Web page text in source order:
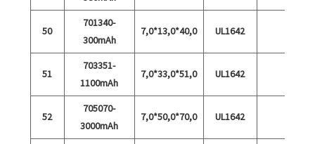
50
701340-
300mAh
7,0*13,0*40,0 UL1642
51
703351-
1100mAh
7,0*33,0*51,0 UL1642
52
705070-
3000mAh
7,0*50,0*70,0 UL1642